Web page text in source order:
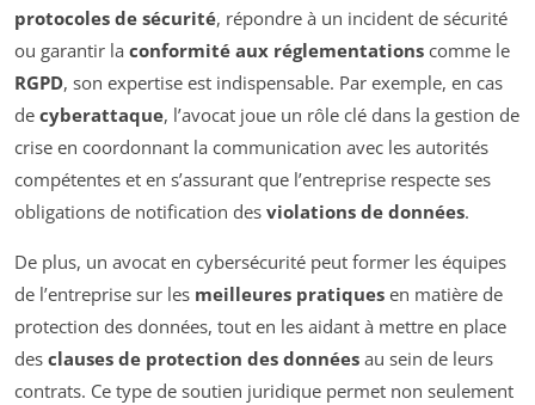
protocoles de sécurité, répondre à un incident de sécurité
ou garantir la conformité aux réglementations comme le
RGPD, son expertise est indispensable. Par exemple, en cas
de cyberattaque, l’avocat joue un rôle clé dans la gestion de
crise en coordonnant la communication avec les autorités
compétentes et en s’assurant que l’entreprise respecte ses
obligations de notification des violations de données.
De plus, un avocat en cybersécurité peut former les équipes
de l’entreprise sur les meilleures pratiques en matière de
protection des données, tout en les aidant à mettre en place
des clauses de protection des données au sein de leurs
contrats. Ce type de soutien juridique permet non seulement